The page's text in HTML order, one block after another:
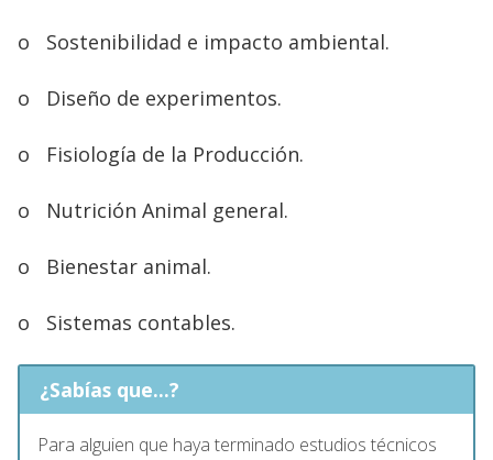
o Sostenibilidad e impacto ambiental.
o Diseño de experimentos.
o Fisiología de la Producción.
o Nutrición Animal general.
o Bienestar animal.
o Sistemas contables.
¿Sabías que...?
Para alguien que haya terminado estudios técnicos